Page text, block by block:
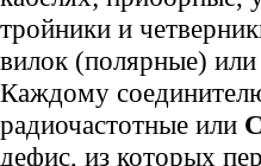
тройники и
вилок (полярные)
Каждому
радиочастотные или
дефис, из которых